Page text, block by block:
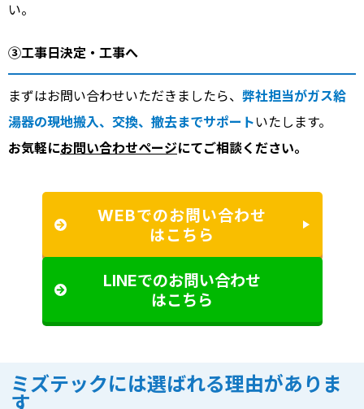
い。
③工事日決定・工事へ
まずはお問い合わせいただきましたら、 弊社担当がガス給
湯器の現地搬入、交換、撤去までサポート いたします。
お気軽にお問い合わせページにてご相談ください。
WEBでのお問い合わせ
はこちら
LINEでのお問い合わせ
はこちら
ミズテックには選ばれる理由がありま
す